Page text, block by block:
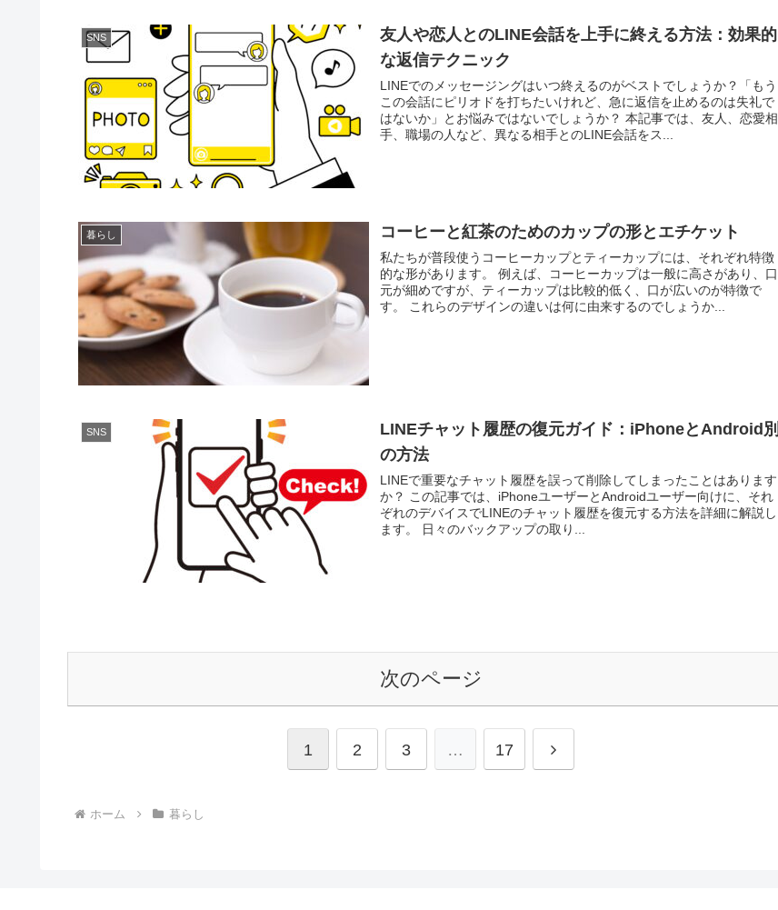
SNS
友人や恋人とのLINE会話を上手に終える方法：効果的
な返信テクニック
LINEでのメッセージングはいつ終えるのがベストでしょうか？「もう
この会話にピリオドを打ちたいけれど、急に返信を止めるのは失礼で
はないか」とお悩みではないでしょうか？ 本記事では、友人、恋愛相
手、職場の人など、異なる相手とのLINE会話をス...
暮らし コーヒーと紅茶のためのカップの形とエチケット
私たちが普段使うコーヒーカップとティーカップには、それぞれ特徴
的な形があります。 例えば、コーヒーカップは一般に高さがあり、口
元が細めですが、ティーカップは比較的低く、口が広いのが特徴で
す。 これらのデザインの違いは何に由来するのでしょうか...
SNS
LINEチャット履歴の復元ガイド：iPhoneとAndroid別
の方法
LINEで重要なチャット履歴を誤って削除してしまったことはあります
か？ この記事では、iPhoneユーザーとAndroidユーザー向けに、それ
ぞれのデバイスでLINEのチャット履歴を復元する方法を詳細に解説し
ます。 日々のバックアップの取り...
次のページ
1 2 3 … 17 次
ホーム 暮らし